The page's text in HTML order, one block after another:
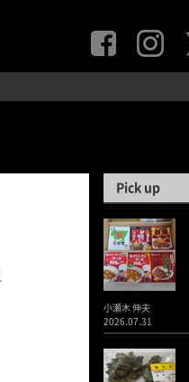
Pick up
小瀬木 伸夫
2026.07.31